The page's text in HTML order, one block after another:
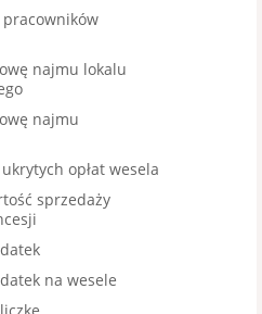
najmu lokalu
najmu
opłat wesela
sprzedaży
na wesele